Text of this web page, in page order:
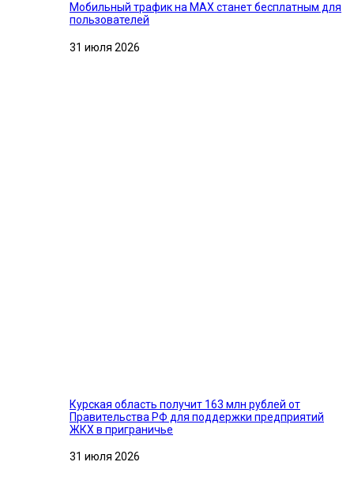
Мобильный трафик на MAX станет бесплатным для
пользователей
31 июля 2026
Курская область получит 163 млн рублей от
Правительства РФ для поддержки предприятий
ЖКХ в приграничье
31 июля 2026